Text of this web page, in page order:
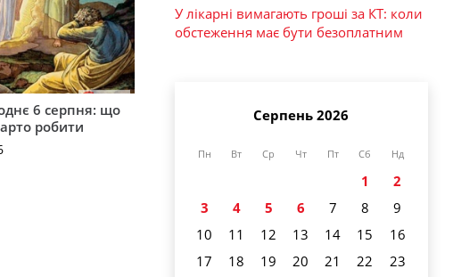
6 серпня: що
робити
У лікарні вимагають гроші за КТ: коли
обстеження має бути безоплатним
Серпень 2026
Пн Вт Ср Чт Пт Сб Нд
1
2
3
4 5 6 7 8
9
10
11 12 13 14 15
16
17
18 19 20 21 22
23